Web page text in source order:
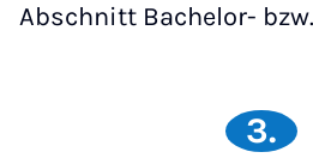
Abschnitt Bachelor-
3.